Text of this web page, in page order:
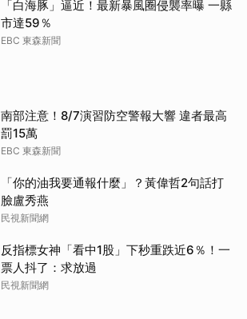
「白海豚」逼近！最新暴風圈侵襲率曝 一縣
市達59％
EBC 東森新聞
南部注意！8/7演習防空警報大響 違者最高
罰15萬
EBC 東森新聞
「你的油我要通報什麼」？黃偉哲2句話打
臉盧秀燕
民視新聞網
反指標女神「看中1股」下秒重跌近6％！一
票人抖了：求放過
民視新聞網